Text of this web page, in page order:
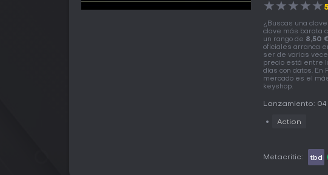
★★★★★
¿Buscas una
clave más barata
un rango de 8,50
oficiales arranca
ser de varias
precio está entre
días con datos. En
mercado es el
keyshop.
Lanzamiento:
Action
Metacritic: tbd